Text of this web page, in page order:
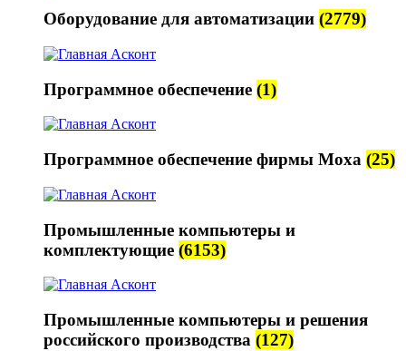
Оборудование для автоматизации (2779)
Программное обеспечение (1)
Программное обеспечение фирмы Moxa (25)
Промышленные компьютеры и
комплектующие (6153)
Промышленные компьютеры и решения
российского производства (127)